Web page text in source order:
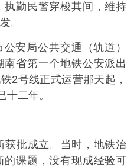
执勤民警穿梭其间，维持
。
安局公共交通（轨道）
省第一个地铁公安派出
2号线正式运营那天起，
十二年。
获批成立。当时，地铁治
课题，没有现成经验可